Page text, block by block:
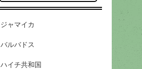
ジャマイカ
バルバドス
ハイチ共和国